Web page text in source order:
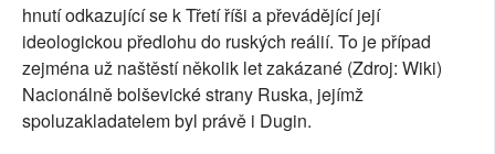
hnutí odkazující se k Třetí říši a převádějící její
ideologickou předlohu do ruských reálií. To je případ
zejména už naštěstí několik let zakázané (Zdroj: Wiki)
Nacionálně bolševické strany Ruska, jejímž
spoluzakladatelem byl právě i Dugin.